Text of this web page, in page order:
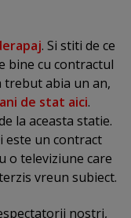
. Si stiti de ce
bine cu contractul
trebut abia un an,
de stat aici.
la aceasta statie.
este un contract
o televiziune care
vreun subiect.
nostri,